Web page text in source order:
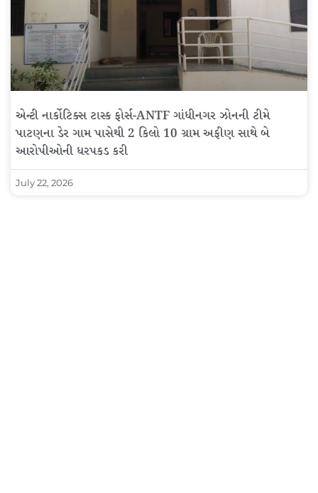
એન્ટી નાર્કોટિક્સ ટાસ્ક ફોર્સ-ANTF ગાંધીનગર ઝોનની ટીમે
પાટણના ડેર ગામ પાસેથી 2 કિલો 10 ગ્રામ અફીણ સાથે બે
આરોપીઓની ધરપકડ કરી
July 22, 2026